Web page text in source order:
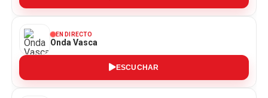
EN DIRECTO
Onda Vasca
ESCUCHAR